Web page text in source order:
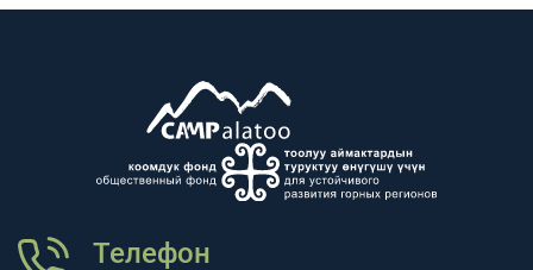
Телефон